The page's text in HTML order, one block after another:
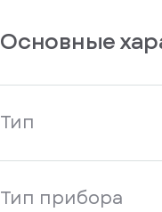
Основные
Тип
Тип прибора